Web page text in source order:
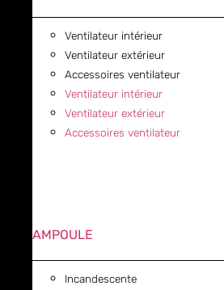
Ventilateur intérieur
Ventilateur extérieur
Accessoires ventilateur
Ventilateur intérieur
Ventilateur extérieur
Accessoires ventilateur
AMPOULE
Incandescente